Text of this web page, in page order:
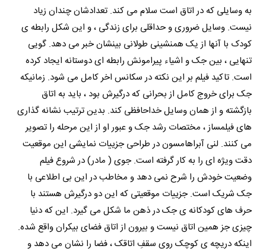
به وسایلی که در اتاق است سلام می کند. تعدادشان چندان زیاد
نیست. وسایل ضروری و حداقلی برای زندگی ، و این شکل رابطه ی
کودک با آنها از یک همنشینی طولانی بینشان خبر می دهد. گویی
تنهایی ، بین جک و اشیاء پیرامونش رابطه ای دوستانه ایجاد کرده
است. تاکید فیلم بر این نکته در سکانس اخر کامل می شود. زمانیکه
جک برای خروج کامل از بحرانی که درگیرش بود ، باید به اتاق
بازگشته و از همان وسایل خداحافظی کند. بدین ترتیب نشانه گذاری
های فیلمساز ، مختصات رشد جک و عبور او از این مرحله را تصویر
می کنند. لنی آبراهامسون در طراحی جزییات نمایشی این موقعیت
دقت ویژه ای را به کار گرفته است. جوی ( مادر) در شروع فیلم
وضعیت خودش را شرح نمی دهد و مخاطب در این بی اطلاعی با
جک شریک است. جزییات موقعیتی که این دو درگیرش هستند با
حرف های کودکانه ی جک در ذهن ما شکل می گیرد. این که دنیا
چیزی جز همین اتاق نیست و بیرون از اتاق فضای بیکران واقع شده.
اینکه دریچه ی کوچک روی سقفِ اتاقک ، فضا را نشان می دهد و